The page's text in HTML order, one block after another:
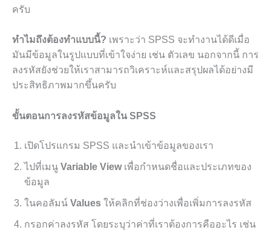
ครับ
ทำไมถึงต้องทำแบบนี้? เพราะว่า SPSS จะทำงานได้ดีเมื่อ
มันมีข้อมูลในรูปแบบที่เข้าใจง่าย เช่น ตัวเลข นอกจากนี้ การ
ลงรหัสยังช่วยให้เราสามารถวิเคราะห์และสรุปผลได้อย่างมี
ประสิทธิภาพมากขึ้นครับ
ขั้นตอนการลงรหัสข้อมูลใน SPSS
เปิดโปรแกรม SPSS และนำเข้าข้อมูลของเรา
ไปที่เมนู Variable Viewเพื่อกำหนดชื่อและประเภทของ
ข้อมูล
ในคอลัมน์ Values ให้คลิกที่ช่องว่างเพื่อเพิ่มการลงรหัส
กรอกค่าลงรหัส โดยระบุว่าค่าที่เราต้องการคืออะไร เช่น